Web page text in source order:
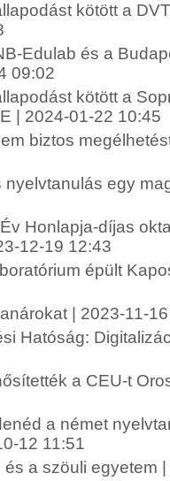
kötött a
Edulab és a
09:02
kötött a
| 2024-01-22 10:45
biztos
nyelvtanulás egy
Honlapja-díjas
12-19 12:43
épült
| 2023-11-
Hatóság:
a CEU-t
a német
12 11:51
a szöuli egyetem